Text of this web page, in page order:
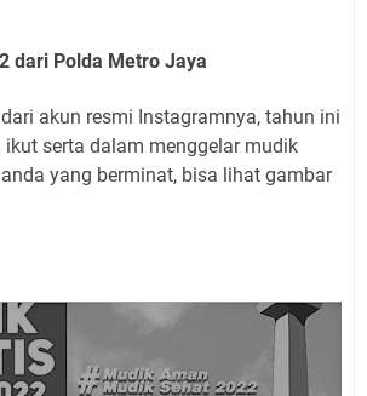
dari Polda Metro Jaya
akun resmi Instagramnya, tahun ini
serta dalam menggelar mudik
yang berminat, bisa lihat gambar